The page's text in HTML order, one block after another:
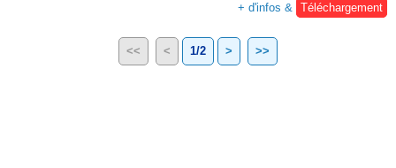
+ d'infos & Téléchargement
<< < 1/2 > >>